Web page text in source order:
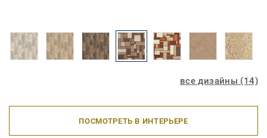
все дизайны (14)
ПОСМОТРЕТЬ В ИНТЕРЬЕРЕ